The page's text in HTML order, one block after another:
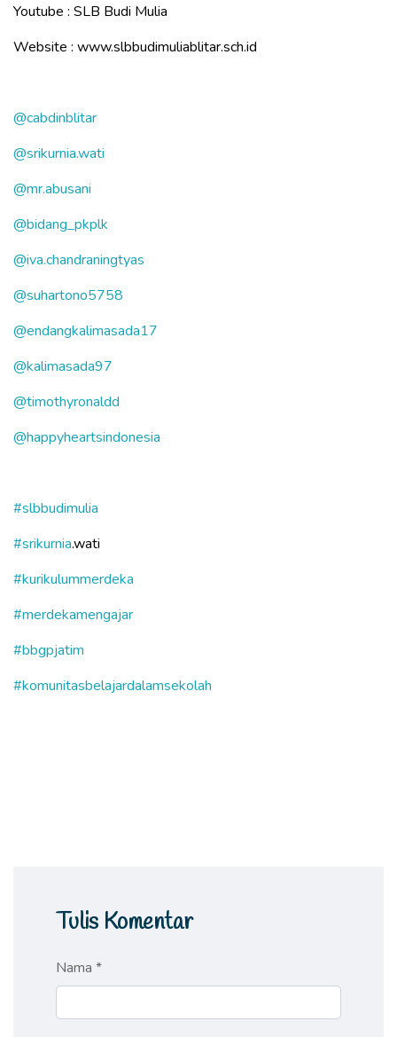
Youtube : SLB Budi Mulia
Website : www.slbbudimuliablitar.sch.id
@cabdinblitar
@srikurnia.wati
@mr.abusani
@bidang_pkplk
@iva.chandraningtyas
@suhartono5758
@endangkalimasada17
@kalimasada97
@timothyronaldd
@happyheartsindonesia
#slbbudimulia
#srikurnia.wati
#kurikulummerdeka
#merdekamengajar
#bbgpjatim
#komunitasbelajardalamsekolah
Tulis Komentar
Nama *